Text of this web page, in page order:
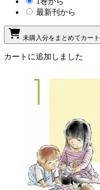
最新刊から
未購入分をまとめてカー
カートに追加しました